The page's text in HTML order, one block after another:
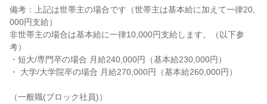
備考：上記は世帯主の場合です（世帯主は基本給に加えて一律20,
000円支給）
非世帯主の場合は基本給に一律10,000円支給します。（以下参
考）
・短大/専門卒の場合 月給240,000円（基本給230,000円）
・ 大学/大学院卒の場合 月給270,000円（基本給260,000円）
（一般職(ブロック社員)）